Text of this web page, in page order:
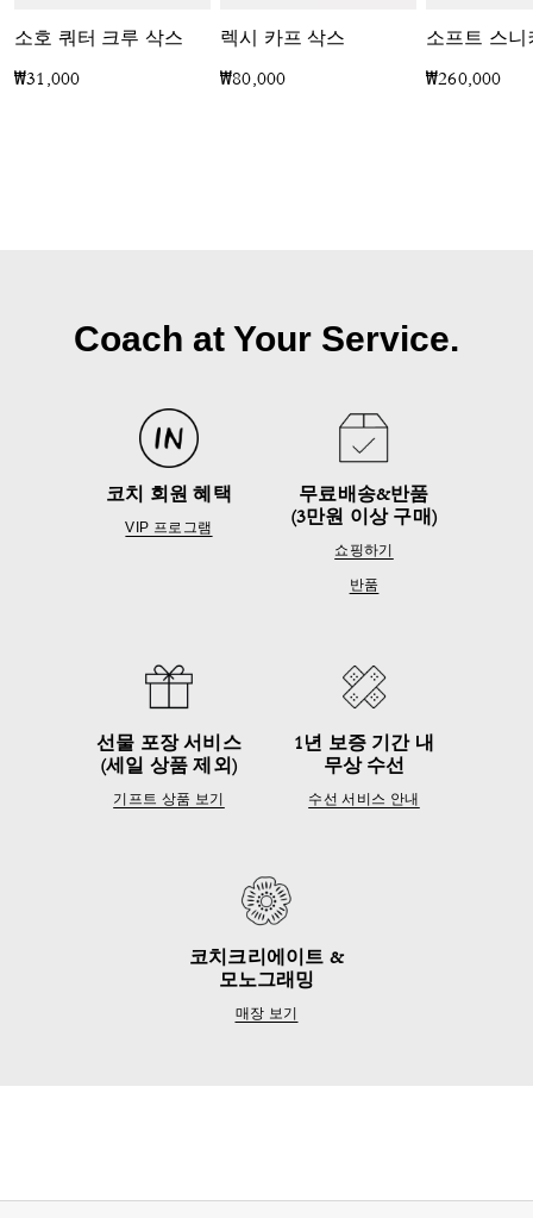
소호 쿼터 크루 삭스
₩31,000
렉시 카프 삭스
₩80,000 ₩260,000
Coach at Your Service.
코치 회원 혜택
VIP 프로그램
무료배송&반품
(3만원 이상 구매)
쇼핑하기
반품
선물 포장 서비스
(세일 상품 제외)
기프트 상품 보기
1년 보증 기간 내
무상 수선
수선 서비스 안내
코치크리에이트 &
모노그래밍
매장 보기